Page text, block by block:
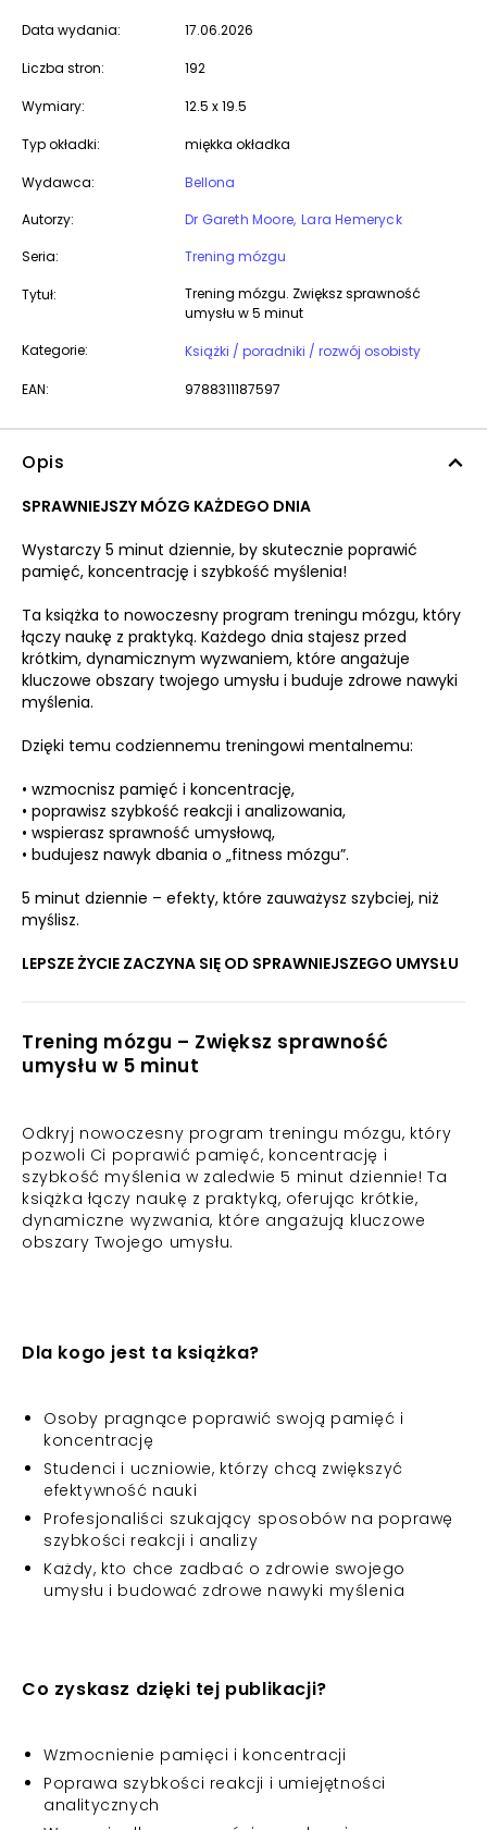
Data wydania: 17.06.2026
Liczba stron: 192
Wymiary: 12.5 x 19.5
Typ okładki: miękka okładka
Wydawca:
Bellona
Autorzy:
Dr Gareth Moore Lara Hemeryck
Seria:
Trening mózgu
Tytuł:
Trening mózgu. Zwiększ sprawność
umysłu w 5 minut
Kategorie:
Książki / poradniki / rozwój osobisty
EAN: 9788311187597
Opis
SPRAWNIEJSZY MÓZG KAŻDEGO DNIA
Wystarczy 5 minut dziennie, by skutecznie poprawić
pamięć, koncentrację i szybkość myślenia!
Ta książka to nowoczesny program treningu mózgu, który
łączy naukę z praktyką. Każdego dnia stajesz przed
krótkim, dynamicznym wyzwaniem, które angażuje
kluczowe obszary twojego umysłu i buduje zdrowe nawyki
myślenia.
Dzięki temu codziennemu treningowi mentalnemu:
• wzmocnisz pamięć i koncentrację,
• poprawisz szybkość reakcji i analizowania,
• wspierasz sprawność umysłową,
• budujesz nawyk dbania o „fitness mózgu”.
5 minut dziennie – efekty, które zauważysz szybciej, niż
myślisz.
LEPSZE ŻYCIE ZACZYNA SIĘ OD SPRAWNIEJSZEGO UMYSŁU
Trening mózgu – Zwiększ sprawność
umysłu w 5 minut
Odkryj nowoczesny program treningu mózgu, który
pozwoli Ci poprawić pamięć, koncentrację i
szybkość myślenia w zaledwie 5 minut dziennie! Ta
książka łączy naukę z praktyką, oferując krótkie,
dynamiczne wyzwania, które angażują kluczowe
obszary Twojego umysłu.
Dla kogo jest ta książka?
Osoby pragnące poprawić swoją pamięć i
koncentrację
Studenci i uczniowie, którzy chcą zwiększyć
efektywność nauki
Profesjonaliści szukający sposobów na poprawę
szybkości reakcji i analizy
Każdy, kto chce zadbać o zdrowie swojego
umysłu i budować zdrowe nawyki myślenia
Co zyskasz dzięki tej publikacji?
Wzmocnienie pamięci i koncentracji
Poprawa szybkości reakcji i umiejętności
analitycznych